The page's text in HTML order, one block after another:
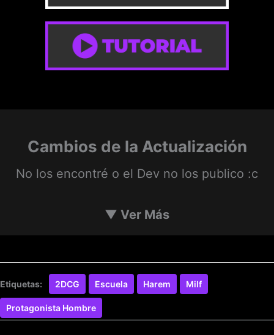
Cambios de la Actualización
No los encontré o el Dev no los publico :c
▼ Ver Más
Etiquetas: 2DCG Escuela Harem Milf
Protagonista Hombre